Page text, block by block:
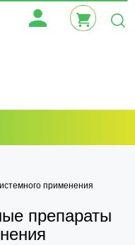
применения
препараты